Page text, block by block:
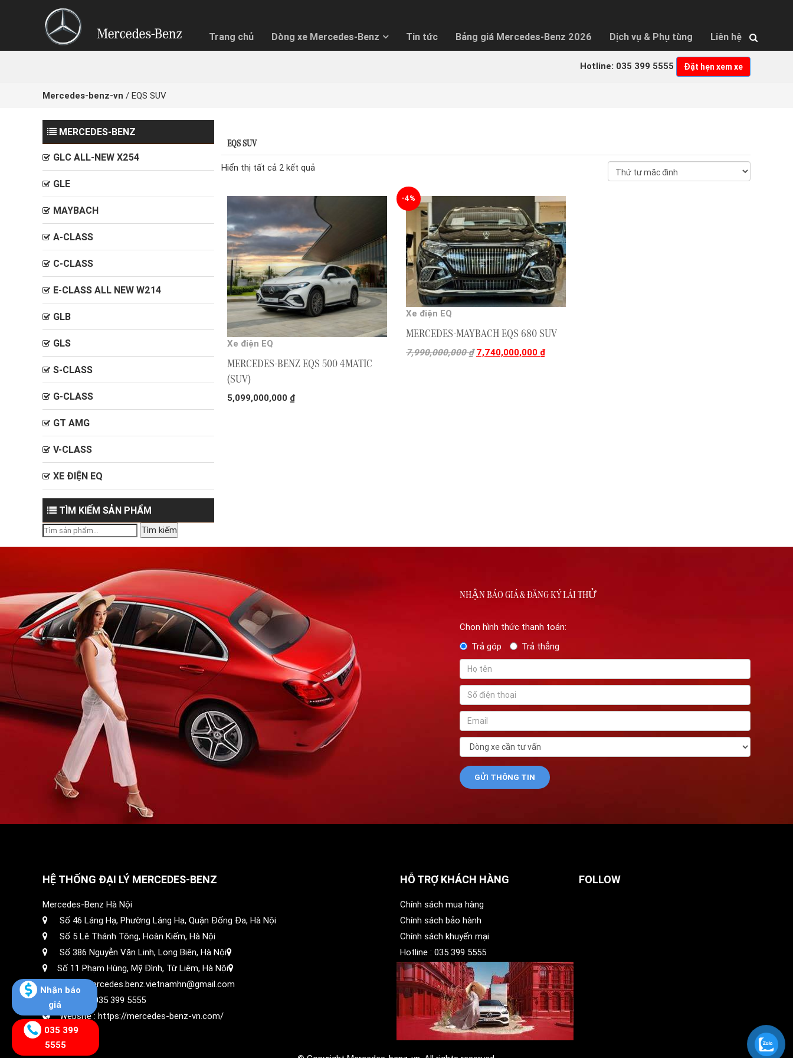
Trang chủ Dòng xe Mercedes-Benz Tin tức Bảng giá Mercedes-Benz 2026 Dịch vụ & Phụ tùng Liên hệ
Hotline: 035 399 5555 Đặt hẹn xem xe
Mercedes-benz-vn / EQS SUV
EQS SUV
Hiển thị tất cả 2 kết quả
Xe điện EQ
MERCEDES-BENZ EQS 500 4MATIC
(SUV)
5,099,000,000 ₫
-4%
Xe điện EQ
MERCEDES-MAYBACH EQS 680 SUV
7,990,000,000₫ 7,740,000,000 ₫
MERCEDES-BENZ
GLC ALL-NEW X254
GLE
MAYBACH
A-CLASS
C-CLASS
E-CLASS ALL NEW W214
GLB
GLS
S-CLASS
G-CLASS
GT AMG
V-CLASS
XE ĐIỆN EQ
TÌM KIẾM SẢN PHẨM
Tìm
kiếm:
Tìm kiếm
Quý khách hàng vui lòng nhập thông tin để nhận báo giá tốt nhất.
Chọn hình thức thanh toán:
Nhận báo
giá
035 399
5555
NHẬN BÁO GIÁ & ĐĂNG KÝ LÁI THỬ
Chọn hình thức thanh toán:
Trả góp
Trả thẳng
HỆ THỐNG ĐẠI LÝ MERCEDES-BENZ
Mercedes-Benz Hà Nội
Số 46 Láng Hạ, Phường Láng Hạ, Quận Đống Đa, Hà Nội
Số 5 Lê Thánh Tông, Hoàn Kiếm, Hà Nội
Số 386 Nguyễn Văn Linh, Long Biên, Hà Nội
Số 11 Phạm Hùng, Mỹ Đình, Từ Liêm, Hà Nội
Email: mercedes.benz.vietnamhn@gmail.com
Hotline :
035 399 5555
Website : https://mercedes-benz-vn.com/
HỖ TRỢ KHÁCH HÀNG
Chính sách mua hàng
Chính sách bảo hành
Chính sách khuyến mại
Hotline : 035 399 5555
FOLLOW